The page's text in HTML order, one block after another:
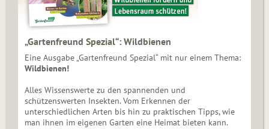
„Gartenfreund Spezial“: Wildbienen
Eine Ausgabe „Gartenfreund Spezial“ mit nur einem Thema:
Wildbienen!
Alles Wissenswerte zu den spannenden und
schützenswerten Insekten. Vom Erkennen der
unterschiedlichen Arten bis hin zu praktischen Tipps, wie
man ihnen im eigenen Garten eine Heimat bieten kann.